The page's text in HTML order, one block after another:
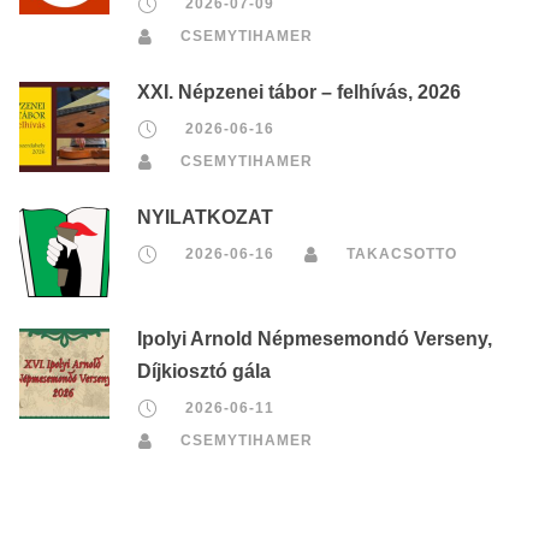
2026-07-09
CSEMYTIHAMER
XXI. Népzenei tábor – felhívás, 2026
2026-06-16
CSEMYTIHAMER
NYILATKOZAT
2026-06-16 TAKACSOTTO
Ipolyi Arnold Népmesemondó Verseny,
Díjkiosztó gála
2026-06-11
CSEMYTIHAMER